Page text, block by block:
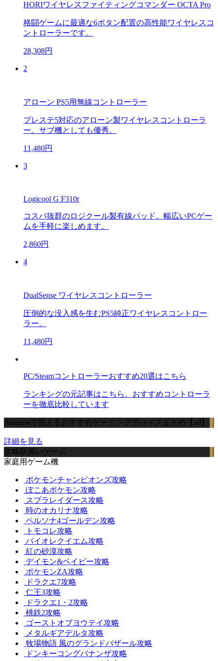
HORIワイヤレスファイティングコマンダー OCTA Pro
格闘ゲームに最適な6ボタン配置の高性能ワイヤレスコ
ントローラーです。
28,308円
2
アローン PS5用無線コントローラー
プレステ5対応のアローン製ワイヤレスコントローラ
ー。サブ機としても優秀。
11,480円
3
Logicool G F310r
コスパ抜群のロジクール製有線パッド。幅広いPCゲー
ムを手軽に楽しめます。
2,860円
4
DualSense ワイヤレスコントローラー
圧倒的な没入感を生むPS5純正ワイヤレスコントロー
ラー。
11,480円
PC/Steamコントローラーおすすめ20選はこちら
ランキングの元記事はこちら。おすすめコントローラ
ーを徹底比較しています
Amazonで買えるおすすめゲーミングデバイスまとめ【ad】
詳細を見る
攻略取扱いゲーム
家庭用ゲーム機
ポケモンチャンピオンズ攻略
ぽこあポケモン攻略
スプラレイダース攻略
時のオカリナ攻略
ペルソナ4ゴールデン攻略
トモコレ攻略
バイオレクイエム攻略
紅の砂漠攻略
デイモン&ベイビー攻略
ポケモンZA攻略
ドラクエ7攻略
仁王3攻略
ドラクエ1・2攻略
桃鉄2攻略
ゴーストオブヨウテイ攻略
メタルギアデルタ攻略
牧場物語 風のグランドバザール攻略
ドンキーコングバナンザ攻略